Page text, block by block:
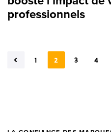
professionnels
1 2 3 4